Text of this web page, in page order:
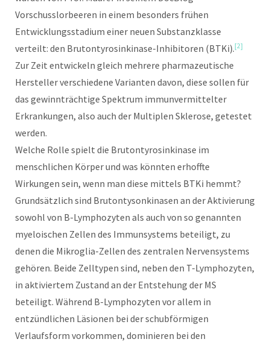
Vorschusslorbeeren in einem besonders frühen
Entwicklungsstadium einer neuen Substanzklasse
verteilt: den Brutontyrosinkinase-Inhibitoren (BTKi).[2]
Zur Zeit entwickeln gleich mehrere pharmazeutische
Hersteller verschiedene Varianten davon, diese sollen für
das gewinnträchtige Spektrum immunvermittelter
Erkrankungen, also auch der Multiplen Sklerose, getestet
werden.
Welche Rolle spielt die Brutontyrosinkinase im
menschlichen Körper und was könnten erhoffte
Wirkungen sein, wenn man diese mittels BTKi hemmt?
Grundsätzlich sind Brutontysonkinasen an der Aktivierung
sowohl von B-Lymphozyten als auch von so genannten
myeloischen Zellen des Immunsystems beteiligt, zu
denen die Mikroglia-Zellen des zentralen Nervensystems
gehören. Beide Zelltypen sind, neben den T-Lymphozyten,
in aktiviertem Zustand an der Entstehung der MS
beteiligt. Während B-Lymphozyten vor allem in
entzündlichen Läsionen bei der schubförmigen
Verlaufsform vorkommen, dominieren bei den